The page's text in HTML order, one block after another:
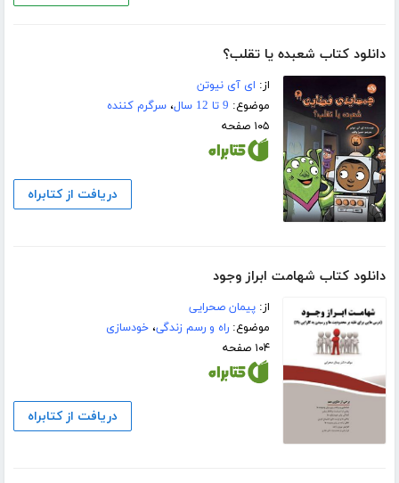
دانلود کتاب شعبده یا تقلب؟
از: ای آی نیوتن
موضوع: 9 تا 12 سال ،سرگرم کننده
۱۰۵ صفحه
دریافت از کتابراه
دانلود کتاب شهامت ابراز وجود
از:پیمان صحرایی
موضوع:راه و رسم زندگی،خودسازی
۱۰۴ صفحه
دریافت از کتابراه